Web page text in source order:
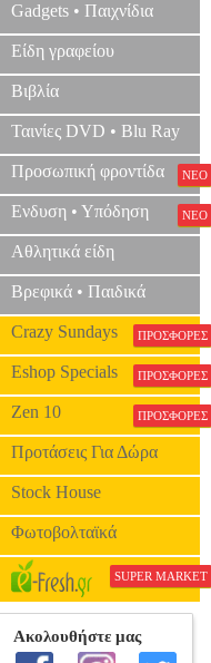
Gadgets • Παιχνίδια
Είδη γραφείου
Βιβλία
Ταινίες DVD • Blu Ray
Προσωπική φροντίδα ΝΕΟ
Ενδυση • Υπόδηση ΝΕΟ
Αθλητικά είδη
Βρεφικά • Παιδικά
Crazy Sundays ΠΡΟΣΦΟΡΕΣ
Eshop Specials ΠΡΟΣΦΟΡΕΣ
Zen 10 ΠΡΟΣΦΟΡΕΣ
Προτάσεις Για Δώρα
Stock House
Φωτοβολταϊκά
SUPER MARKET